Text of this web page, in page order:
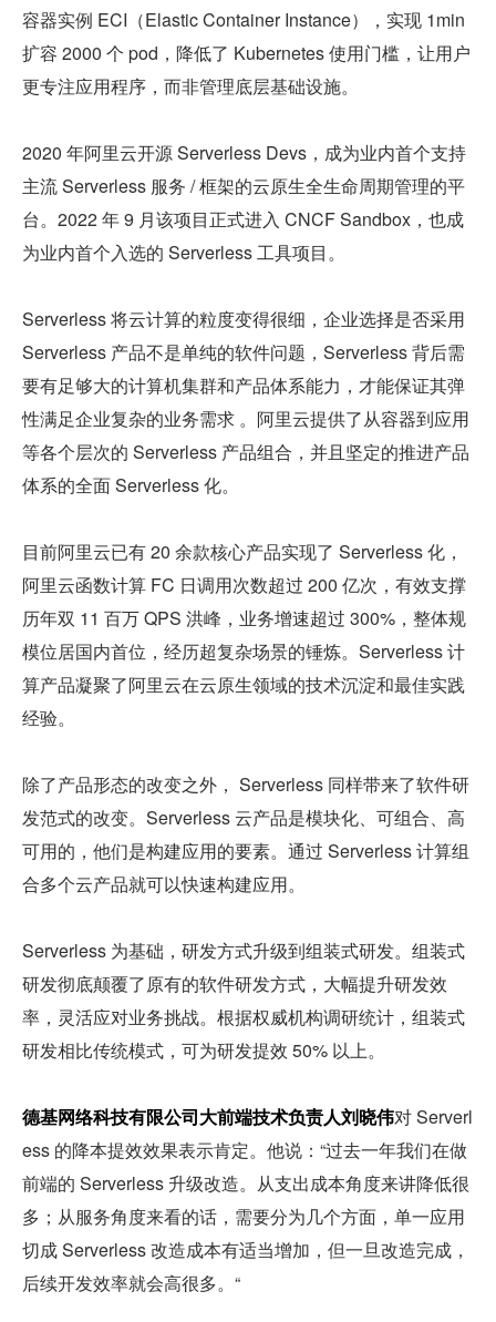
容器实例 ECI（Elastic Container Instance），实现 1min
扩容 2000 个 pod，降低了 Kubernetes 使用门槛，让用户
更专注应用程序，而非管理底层基础设施。
2020 年阿里云开源 Serverless Devs，成为业内首个支持
主流 Serverless 服务 / 框架的云原生全生命周期管理的平
台。2022 年 9 月该项目正式进入 CNCF Sandbox，也成
为业内首个入选的 Serverless 工具项目。
Serverless 将云计算的粒度变得很细，企业选择是否采用
Serverless 产品不是单纯的软件问题，Serverless 背后需
要有足够大的计算机集群和产品体系能力，才能保证其弹
性满足企业复杂的业务需求 。阿里云提供了从容器到应用
等各个层次的 Serverless 产品组合，并且坚定的推进产品
体系的全面 Serverless 化。
目前阿里云已有 20 余款核心产品实现了 Serverless 化，
阿里云函数计算 FC 日调用次数超过 200 亿次，有效支撑
历年双 11 百万 QPS 洪峰，业务增速超过 300%，整体规
模位居国内首位，经历超复杂场景的锤炼。Serverless 计
算产品凝聚了阿里云在云原生领域的技术沉淀和最佳实践
经验。
除了产品形态的改变之外， Serverless 同样带来了软件研
发范式的改变。Serverless 云产品是模块化、可组合、高
可用的，他们是构建应用的要素。通过 Serverless 计算组
合多个云产品就可以快速构建应用。
Serverless 为基础，研发方式升级到组装式研发。组装式
研发彻底颠覆了原有的软件研发方式，大幅提升研发效
率，灵活应对业务挑战。根据权威机构调研统计，组装式
研发相比传统模式，可为研发提效 50% 以上。
德基网络科技有限公司大前端技术负责人刘晓伟对 Serverl
ess 的降本提效效果表示肯定。他说：“过去一年我们在做
前端的 Serverless 升级改造。从支出成本角度来讲降低很
多；从服务角度来看的话，需要分为几个方面，单一应用
切成 Serverless 改造成本有适当增加，但一旦改造完成，
后续开发效率就会高很多。“